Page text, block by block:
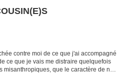
contre moi de ce que j'ai accompagné
ce que je vais me distraire quelquefois
misanthropiques, que le caractère de nos